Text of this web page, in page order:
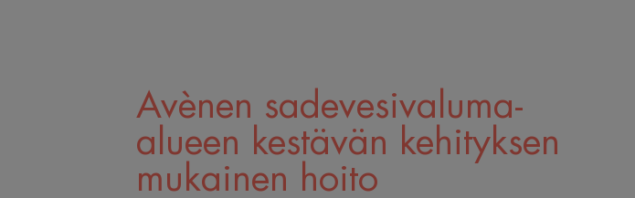
Avènen sadevesivaluma-
alueen kestävän kehityksen
mukainen hoito